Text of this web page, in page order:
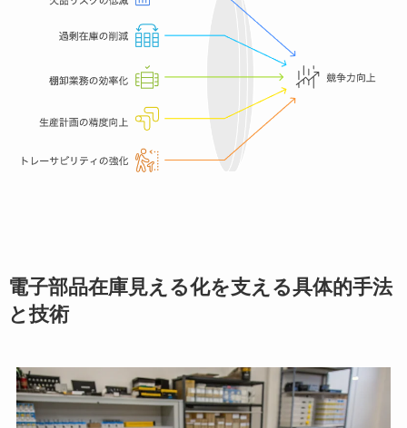
電子部品在庫見える化を支える具体的手法
と技術